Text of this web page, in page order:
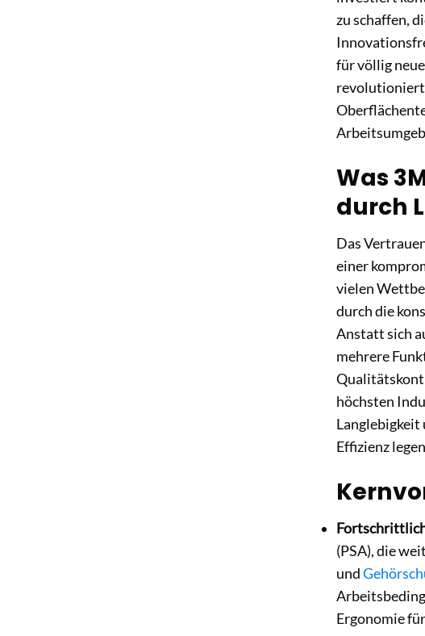
zu schaffen,
für völlig
Was
durch
Das
einer
vielen
durch die
Anstatt sich
mehrere
höchsten
Langlebigkeit
Effizienz
(PSA), die
und
Ergonomie